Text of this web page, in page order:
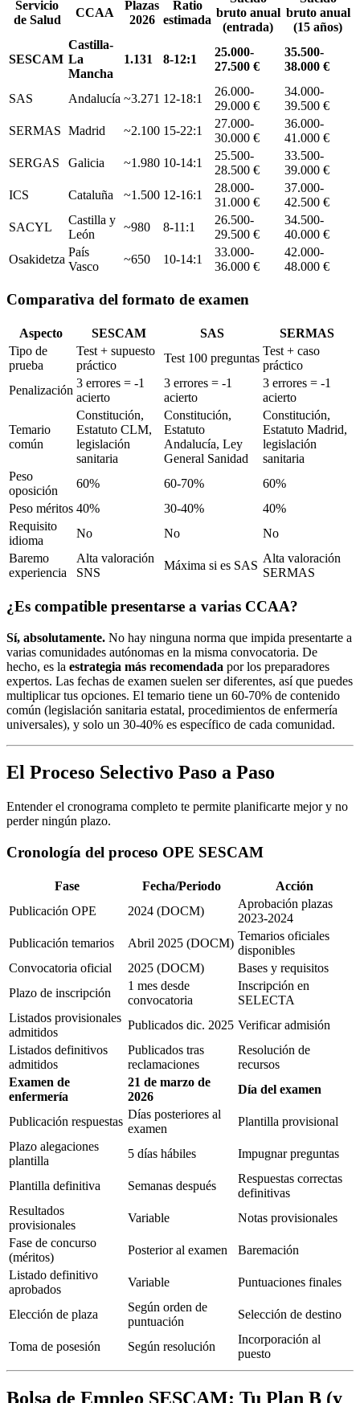
Servicio
de Salud
CCAA
Plazas
2026
Ratio
estimada
bruto anual
(entrada)
bruto anual
(15 años)
SESCAM
Castilla-
La
Mancha
1.131 8-12:1
25.000-
27.500 €
35.500-
38.000 €
SAS Andalucía ~3.271 12-18:1
26.000-
29.000 €
34.000-
39.500 €
SERMAS Madrid ~2.100 15-22:1
27.000-
30.000 €
36.000-
41.000 €
SERGAS
Galicia ~1.980 10-14:1
25.500-
28.500 €
33.500-
39.000 €
ICS
Cataluña ~1.500 12-16:1
28.000-
31.000 €
37.000-
42.500 €
SACYL
Castilla y
León
~980 8-11:1
26.500-
29.500 €
34.500-
40.000 €
Osakidetza
País
Vasco
~650 10-14:1
33.000-
36.000 €
42.000-
48.000 €
Comparativa del formato de examen
Aspecto SESCAM SAS
SERMAS
Tipo de
prueba
Test + supuesto
práctico
Test 100 preguntas
Test + caso
práctico
Penalización
3 errores = -1
acierto
3 errores = -1
acierto
3 errores = -1
acierto
Temario
común
Constitución,
Estatuto CLM,
legislación
sanitaria
Constitución,
Estatuto
Andalucía, Ley
General Sanidad
Constitución,
Estatuto Madrid,
legislación
sanitaria
Peso
oposición
60% 60-70%
60%
Peso méritos 40% 30-40%
40%
Requisito
idioma
No No
No
Baremo
experiencia
Alta valoración
SNS
Máxima si es SAS
Alta valoración
SERMAS
¿Es compatible presentarse a varias CCAA?
Sí, absolutamente. No hay ninguna norma que impida presentarte a
varias comunidades autónomas en la misma convocatoria. De
hecho, es la estrategia más recomendada por los preparadores
expertos. Las fechas de examen suelen ser diferentes, así que puedes
multiplicar tus opciones. El temario tiene un 60-70% de contenido
común (legislación sanitaria estatal, procedimientos de enfermería
universales), y solo un 30-40% es específico de cada comunidad.
El Proceso Selectivo Paso a Paso
Entender el cronograma completo te permite planificarte mejor y no
perder ningún plazo.
Cronología del proceso OPE SESCAM
Fase Fecha/Periodo
Acción
Publicación OPE
2024 (DOCM)
Aprobación plazas
2023-2024
Publicación temarios
Abril 2025 (DOCM)
Temarios oficiales
disponibles
Convocatoria oficial
2025 (DOCM)
Bases y requisitos
Plazo de inscripción
1 mes desde
convocatoria
Inscripción en
SELECTA
Listados provisionales
admitidos
Publicados dic. 2025 Verificar admisión
Listados definitivos
admitidos
Publicados tras
reclamaciones
Resolución de
recursos
Examen de
enfermería
21 de marzo de
2026
Día del examen
Publicación respuestas
Días posteriores al
examen
Plantilla provisional
Plazo alegaciones
plantilla
5 días hábiles Impugnar preguntas
Plantilla definitiva Semanas después
Respuestas correctas
definitivas
Resultados
provisionales
Variable
Notas provisionales
Fase de concurso
(méritos)
Posterior al examen
Baremación
Listado definitivo
aprobados
Variable Puntuaciones finales
Elección de plaza
Según orden de
puntuación
Selección de destino
Toma de posesión Según resolución
Incorporación al
puesto
Bolsa de Empleo SESCAM: Tu Plan B (y